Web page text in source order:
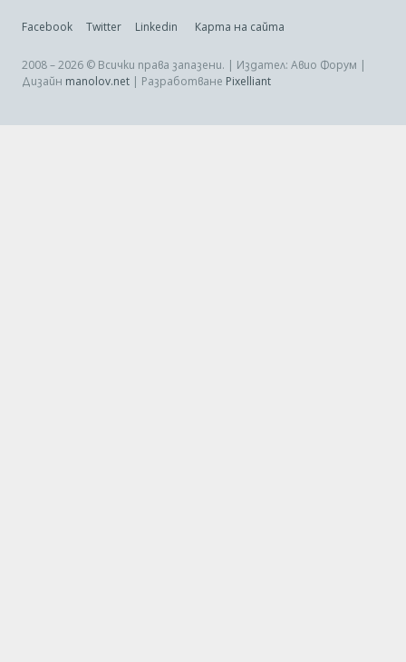
Facebook Twitter Linkedin Карта на сайта
2008 – 2026 © Всички права запазени. | Издател: Авио Форум |
Дизайн manolov.net | Разработване Pixelliant